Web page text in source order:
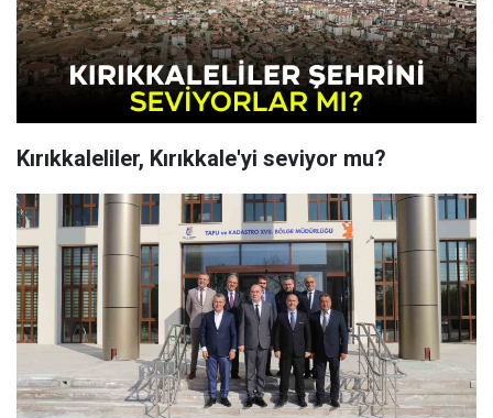
Kırıkkaleliler, Kırıkkale'yi seviyor mu?